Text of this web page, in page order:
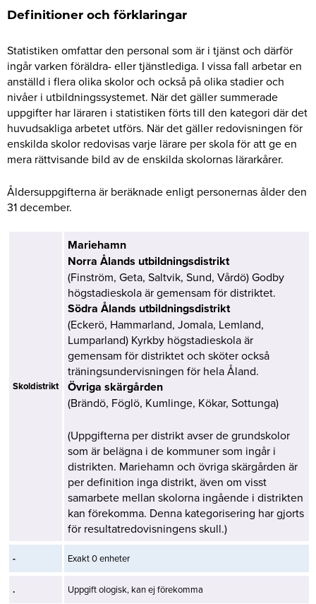
Definitioner och förklaringar
Statistiken omfattar den personal som är i tjänst och därför
ingår varken föräldra- eller tjänstlediga. I vissa fall arbetar en
anställd i flera olika skolor och också på olika stadier och
nivåer i utbildningssystemet. När det gäller summerade
uppgifter har läraren i statistiken förts till den kategori där det
huvudsakliga arbetet utförs. När det gäller redovisningen för
enskilda skolor redovisas varje lärare per skola för att ge en
mera rättvisande bild av de enskilda skolornas lärarkårer.
Åldersuppgifterna är beräknade enligt personernas ålder den
31 december.
Skoldistrikt
Mariehamn
Norra Ålands utbildningsdistrikt
(Finström, Geta, Saltvik, Sund, Vårdö) Godby
högstadieskola är gemensam för distriktet.
Södra Ålands utbildningsdistrikt
(Eckerö, Hammarland, Jomala, Lemland,
Lumparland) Kyrkby högstadieskola är
gemensam för distriktet och sköter också
träningsundervisningen för hela Åland.
Övriga skärgården
(Brändö, Föglö, Kumlinge, Kökar, Sottunga)
(Uppgifterna per distrikt avser de grundskolor
som är belägna i de kommuner som ingår i
distrikten. Mariehamn och övriga skärgården är
per definition inga distrikt, även om visst
samarbete mellan skolorna ingående i distrikten
kan förekomma. Denna kategorisering har gjorts
för resultatredovisningens skull.)
- Exakt 0 enheter
. Uppgift ologisk, kan ej förekomma